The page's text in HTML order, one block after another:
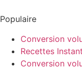
Populaire
Conversion
Recettes
Conversion